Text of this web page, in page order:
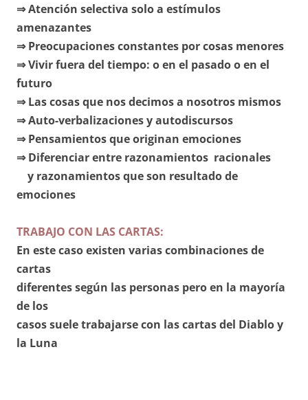
⇒ Atención selectiva solo a estímulos
amenazantes
⇒ Preocupaciones constantes por cosas menores
⇒ Vivir fuera del tiempo: o en el pasado o en el
futuro
⇒ Las cosas que nos decimos a nosotros mismos
⇒ Auto-verbalizaciones y autodiscursos
⇒ Pensamientos que originan emociones
⇒ Diferenciar entre razonamientos racionales
y razonamientos que son resultado de
emociones
TRABAJO CON LAS CARTAS:
En este caso existen varias combinaciones de
cartas
diferentes según las personas pero en la mayoría
de los
casos suele trabajarse con las cartas del Diablo y
la Luna